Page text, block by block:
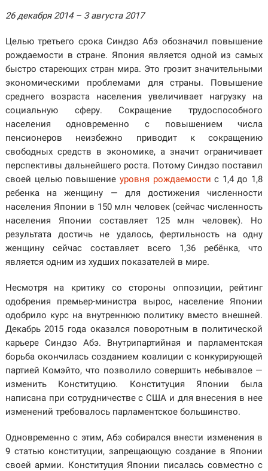
26 декабря 2014 – 3 августа 2017
Целью третьего срока Синдзо Абэ обозначил повышение
рождаемости в стране. Япония является одной из самых
быстро стареющих стран мира. Это грозит значительными
экономическими проблемами для страны. Повышение
среднего возраста населения увеличивает нагрузку на
социальную сферу. Сокращение трудоспособного
населения одновременно с повышением числа
пенсионеров неизбежно приводит к сокращению
свободных средств в экономике, а значит ограничивает
перспективы дальнейшего роста. Потому Синдзо поставил
своей целью повышение уровня рождаемости с 1,4 до 1,8
ребенка на женщину — для достижения численности
населения Японии в 150 млн человек (сейчас численность
населения Японии составляет 125 млн человек). Но
результата достичь не удалось, фертильность на одну
женщину сейчас составляет всего 1,36 ребёнка, что
является одним из худших показателей в мире.
Несмотря на критику со стороны оппозиции, рейтинг
одобрения премьер-министра вырос, население Японии
одобрило курс на внутреннюю политику вместо внешней.
Декабрь 2015 года оказался поворотным в политической
карьере Синдзо Абэ. Внутрипартийная и парламентская
борьба окончилась созданием коалиции с конкурирующей
партией Комэйто, что позволило совершить небывалое —
изменить Конституцию. Конституция Японии была
написана при сотрудничестве с США и для внесения в нее
изменений требовалось парламентское большинство.
Одновременно с этим, Абэ собирался внести изменения в
9 статью конституции, запрещающую создание в Японии
своей армии. Конституция Японии писалась совместно с